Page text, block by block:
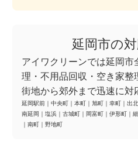
延岡市の
アイワクリーンでは延岡
理・不用品回収・空き家整
街地から郊外まで迅速に対
延岡駅前 ｜ 中央町 ｜ 本町 ｜ 旭町 ｜ 幸町 ｜ 出北
南延岡 ｜ 塩浜 ｜ 古城町 ｜ 岡富町 ｜ 伊形町 ｜
｜ 南町 ｜ 野地町